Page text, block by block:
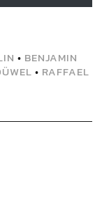
• BENJAMIN
• RAFFAEL